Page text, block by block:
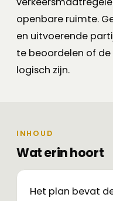
openbare ruimte.
en uitvoerende
te beoordelen of
logisch zijn.
INHOUD
Wat erin hoort
Het plan bevat